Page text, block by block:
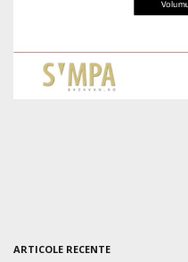
ARTICOLE RECENTE